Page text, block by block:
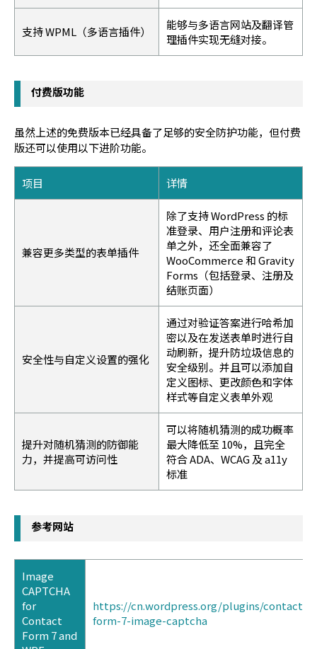
支持 WPML（多语言插件）
能够与多语言网站及翻译管
理插件实现无缝对接。
付费版功能
虽然上述的免费版本已经具备了足够的安全防护功能，但付费
版还可以使用以下进阶功能。
项目 详情
兼容更多类型的表单插件
除了支持 WordPress 的标
准登录、用户注册和评论表
单之外，还全面兼容了
WooCommerce 和 Gravity
Forms（包括登录、注册及
结账页面）
安全性与自定义设置的强化
通过对验证答案进行哈希加
密以及在发送表单时进行自
动刷新，提升防垃圾信息的
安全级别。并且可以添加自
定义图标、更改颜色和字体
样式等自定义表单外观
提升对随机猜测的防御能
力，并提高可访问性
可以将随机猜测的成功概率
最大降低至 10%，且完全
符合 ADA、WCAG 及 a11y
标准
参考网站
Image
CAPTCHA
for
Contact
Form 7 and
https://cn.wordpress.org/plugins/contact-
form-7-image-captcha